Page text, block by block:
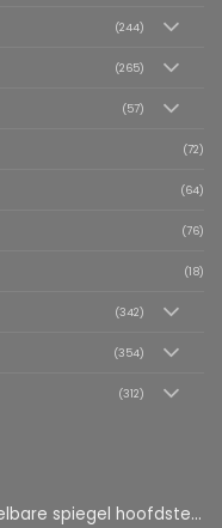
(244)
(265)
(57)
(72)
(64)
(76)
(18)
(342)
(354)
(312)
- baby en kids - 19 x 30cm - 360 graden draaibaar - zwart